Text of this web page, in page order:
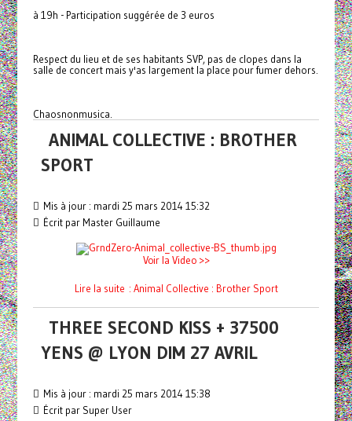
à 19h - Participation suggérée de 3 euros
Respect du lieu et de ses habitants SVP, pas de clopes dans la
salle de concert mais y'as largement la place pour fumer dehors.
Chaosnonmusica.
ANIMAL COLLECTIVE : BROTHER
SPORT
Mis à jour : mardi 25 mars 2014 15:32
Écrit par Master Guillaume
Voir la Video >>
Lire la suite : Animal Collective : Brother Sport
THREE SECOND KISS + 37500
YENS @ LYON DIM 27 AVRIL
Mis à jour : mardi 25 mars 2014 15:38
Écrit par Super User